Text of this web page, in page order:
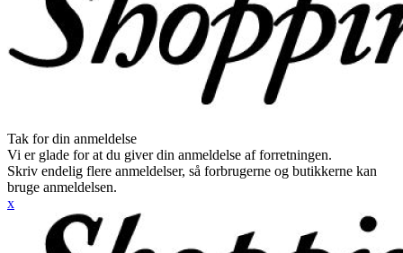
Tak for din anmeldelse
Vi er glade for at du giver din anmeldelse af forretningen.
Skriv endelig flere anmeldelser, så forbrugerne og butikkerne kan
bruge anmeldelsen.
x